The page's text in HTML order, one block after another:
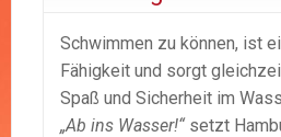
Schwimmen zu können, ist
Fähigkeit und sorgt
Spaß und Sicherheit im
„Ab ins Wasser!“setzt